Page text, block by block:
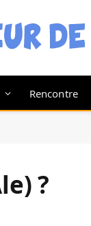
Rencontre
?